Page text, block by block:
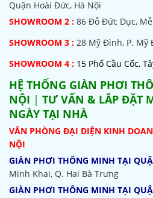
Quận Hoài Đức, Hà Nội
SHOWROOM 2 : 86 Đỗ Đức Dục,
SHOWROOM 3 : 28 Mỹ Đình, P. Mỹ
SHOWROOM 4 : 15 Phố Cầu Cốc,
HỆ THỐNG GIÀN PHƠI
NỘI | TƯ VẤN & LẮP ĐẶT
NGÀY TẠI NHÀ
VĂN PHÒNG ĐẠI DIỆN KINH
NỘI
GIÀN PHƠI THÔNG MINH TẠI
Minh Khai, Q. Hai Bà Trưng
GIÀN PHƠI THÔNG MINH TẠI